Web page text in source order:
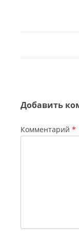
Добавить
Комментарий *